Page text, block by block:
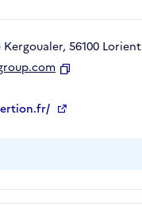
56100 Lorient